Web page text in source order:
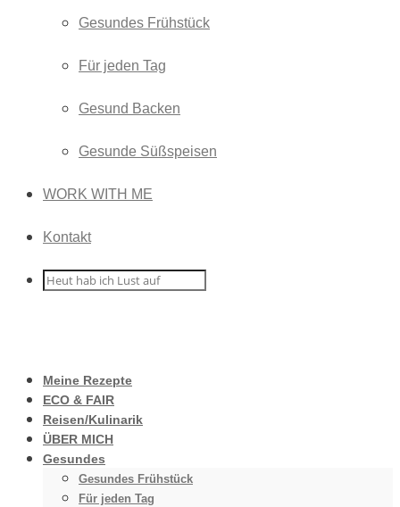
Gesundes Frühstück
Für jeden Tag
Gesund Backen
Gesunde Süßspeisen
WORK WITH ME
Kontakt
Meine Rezepte
ECO & FAIR
Reisen/Kulinarik
ÜBER MICH
Gesundes
Gesundes Frühstück
Für jeden Tag